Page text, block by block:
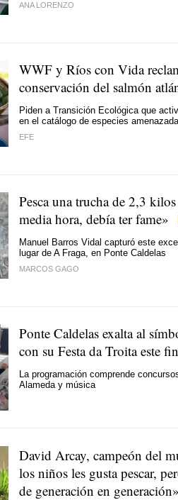
ANA LORENZO
WWF y Ríos con Vida
conservación del salmón
Piden a Transición Ecológica que
en el catálogo de especies
EFE
Pesca una trucha de 2,3
media hora, debía ter fame»
Manuel Barros Vidal capturó este
lugar de A Fraga, en Ponte Caldelas
MARCOS GAGO
Ponte Caldelas exalta al
con su Festa da Troita este
La programación comprende
Alameda y música
David Arcay, campeón del
los niños les gusta pescar,
de generación en generación»